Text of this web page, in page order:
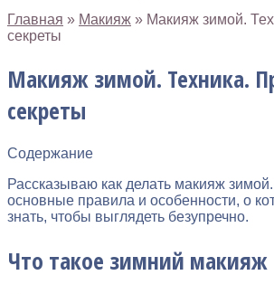
Главная » Макияж » Макияж зимой.
секреты
Макияж зимой. Техника.
секреты
Содержание
Рассказываю как делать макияж
основные правила и особенности, о
знать, чтобы выглядеть безупречно.
Что такое зимний макияж